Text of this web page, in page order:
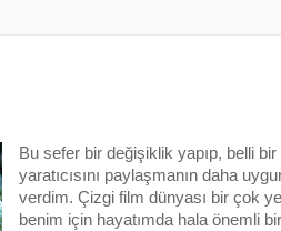
Bu sefer bir değişiklik yapıp, belli
yaratıcısını paylaşmanın daha
verdim. Çizgi film dünyası bir çok
benim için hayatımda hala önemli